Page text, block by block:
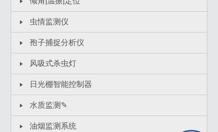
虫情监测仪
孢子捕捉分析仪
风吸式杀虫灯
日光棚智能控制器
水质监测✎
油烟监测系统